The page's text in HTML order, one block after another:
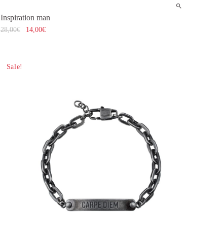
Inspiration man
28,00€ 14,00€
Sale!